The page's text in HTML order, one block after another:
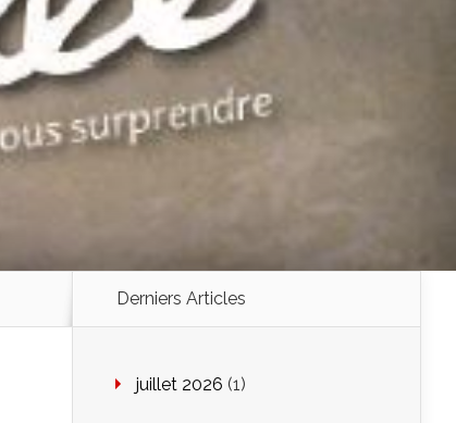
Derniers Articles
juillet 2026 (1)